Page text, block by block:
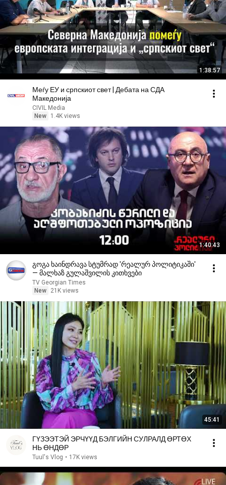
1:38:57
Меѓу ЕУ и српскиот свет | Дебата на СДА
Македонија
CIVIL Media
New
1.4K views
1:40:43
გოგა ხაინდრავა სტუმრად 'რეალურ პოლიტიკაში'
— მალხაზ გულაშვილის კითხვები
TV Georgian Times
New
21K views
45:41
ГҮЗЭЭТЭЙ ЭРЧҮҮД БЭЛГИЙН СУЛРАЛД ӨРТӨХ
НЬ ӨНДӨР
Tuul's Vlog • 17K views